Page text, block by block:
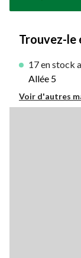
à
Trouvez-le
17 en stock
Allée 5
Voir d'autres